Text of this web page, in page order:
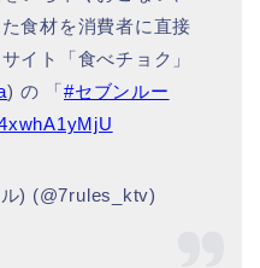
食材を消費者に直接
イト「食べチョク」
) の 「#セブンルー
) (@7rules_ktv)